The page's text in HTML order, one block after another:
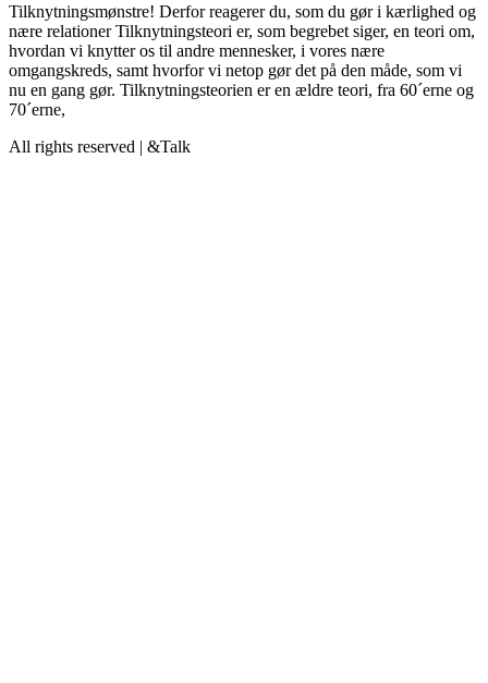
Tilknytningsmønstre! Derfor reagerer du, som du gør i kærlighed og
nære relationer Tilknytningsteori er, som begrebet siger, en teori om,
hvordan vi knytter os til andre mennesker, i vores nære
omgangskreds, samt hvorfor vi netop gør det på den måde, som vi
nu en gang gør. Tilknytningsteorien er en ældre teori, fra 60´erne og
70´erne,
All rights reserved | &Talk